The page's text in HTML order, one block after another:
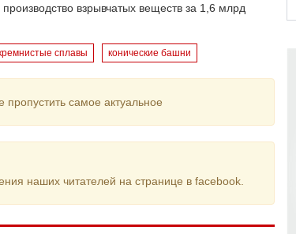
взрывчатых веществ за 1,6 млрд
сплавы конические башни
самое актуальное
наших читателей на странице в facebook.